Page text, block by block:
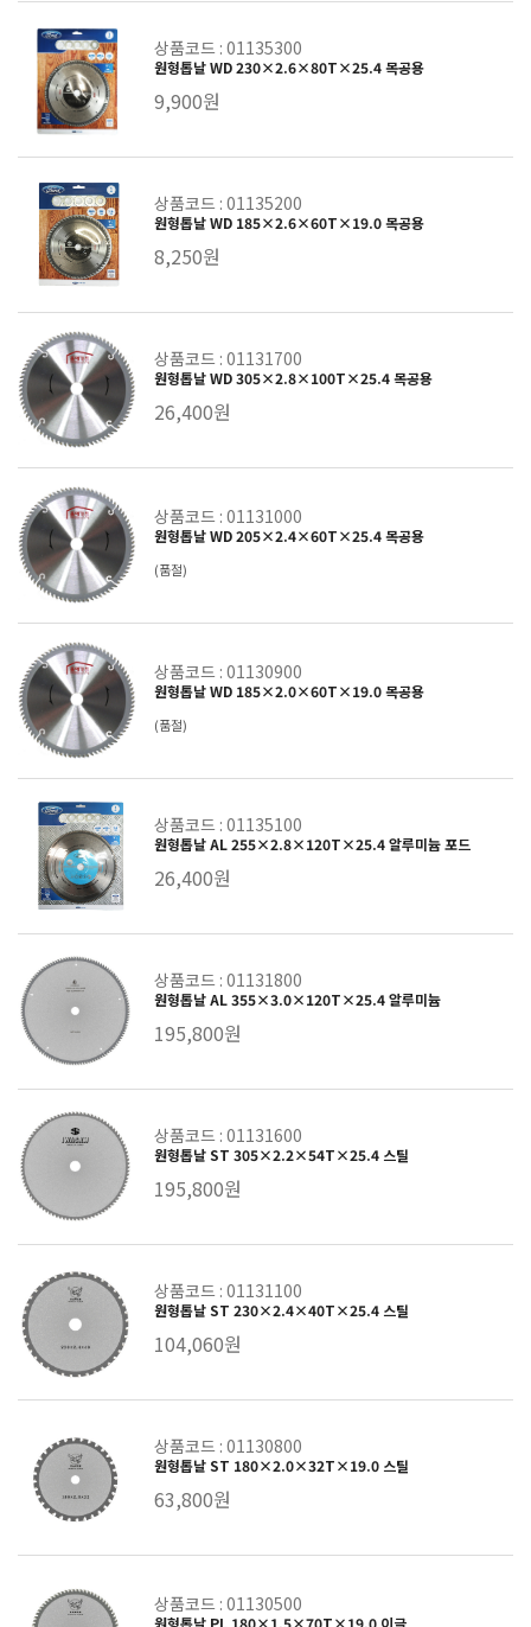
상품코드 : 01135300
원형톱날 WD 230×2.6×80T×25.4 목공용
9,900원
상품코드 : 01135200
원형톱날 WD 185×2.6×60T×19.0 목공용
8,250원
상품코드 : 01131700
원형톱날 WD 305×2.8×100T×25.4 목공용
26,400원
상품코드 : 01131000
원형톱날 WD 205×2.4×60T×25.4 목공용
(품절)
상품코드 : 01130900
원형톱날 WD 185×2.0×60T×19.0 목공용
(품절)
상품코드 : 01135100
원형톱날 AL 255×2.8×120T×25.4 알루미늄 포드
26,400원
상품코드 : 01131800
원형톱날 AL 355×3.0×120T×25.4 알루미늄
195,800원
상품코드 : 01131600
원형톱날 ST 305×2.2×54T×25.4 스틸
195,800원
상품코드 : 01131100
원형톱날 ST 230×2.4×40T×25.4 스틸
104,060원
상품코드 : 01130800
원형톱날 ST 180×2.0×32T×19.0 스틸
63,800원
상품코드 : 01130500
원형톱날 PL 180×1.5×70T×19.0 이글